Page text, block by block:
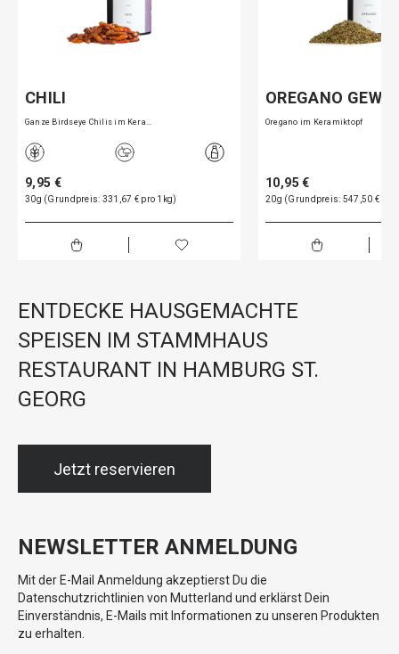
CHILI
Ganze Birdseye Chilis im Kera…
9,95 €
30g (Grundpreis: 331,67 € pro 1kg)
OREGANO
Oregano im Keramiktopf
10,95 €
20g (Grundpreis: 547,50 € pro
ENTDECKE HAUSGEMACHTE
SPEISEN IM STAMMHAUS
RESTAURANT IN HAMBURG ST.
GEORG
Jetzt reservieren
NEWSLETTER ANMELDUNG
Mit der E-Mail Anmeldung akzeptierst Du die
Datenschutzrichtlinien von Mutterland und erklärst Dein
Einverständnis, E-Mails mit Informationen zu unseren Produkten
zu erhalten.